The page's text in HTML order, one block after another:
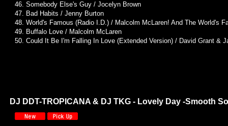
46. Somebody Else's Guy / Jocelyn Brown
47. Bad Habits / Jenny Burton
48. World's Famous (Radio I.D.) / Malcolm McLaren! And The World's
49. Buffalo Love / Malcolm McLaren
50. Could It Be I'm Falling In Love (Extended Version) / David Grant &
DJ DDT-TROPICANA & DJ TKG - Lovely Day -Smooth